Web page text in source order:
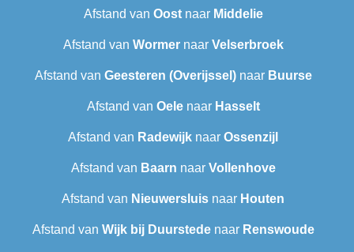
Afstand van Oostnaar Middelie
Afstand van Wormernaar Velserbroek
Afstand van Geesteren (Overijssel)naar Buurse
Afstand van Oelenaar Hasselt
Afstand van Radewijk naar Ossenzijl
Afstand van Baarn naar Vollenhove
Afstand van Nieuwersluis naar Houten
Afstand van Wijk bij Duurstedenaar Renswoude